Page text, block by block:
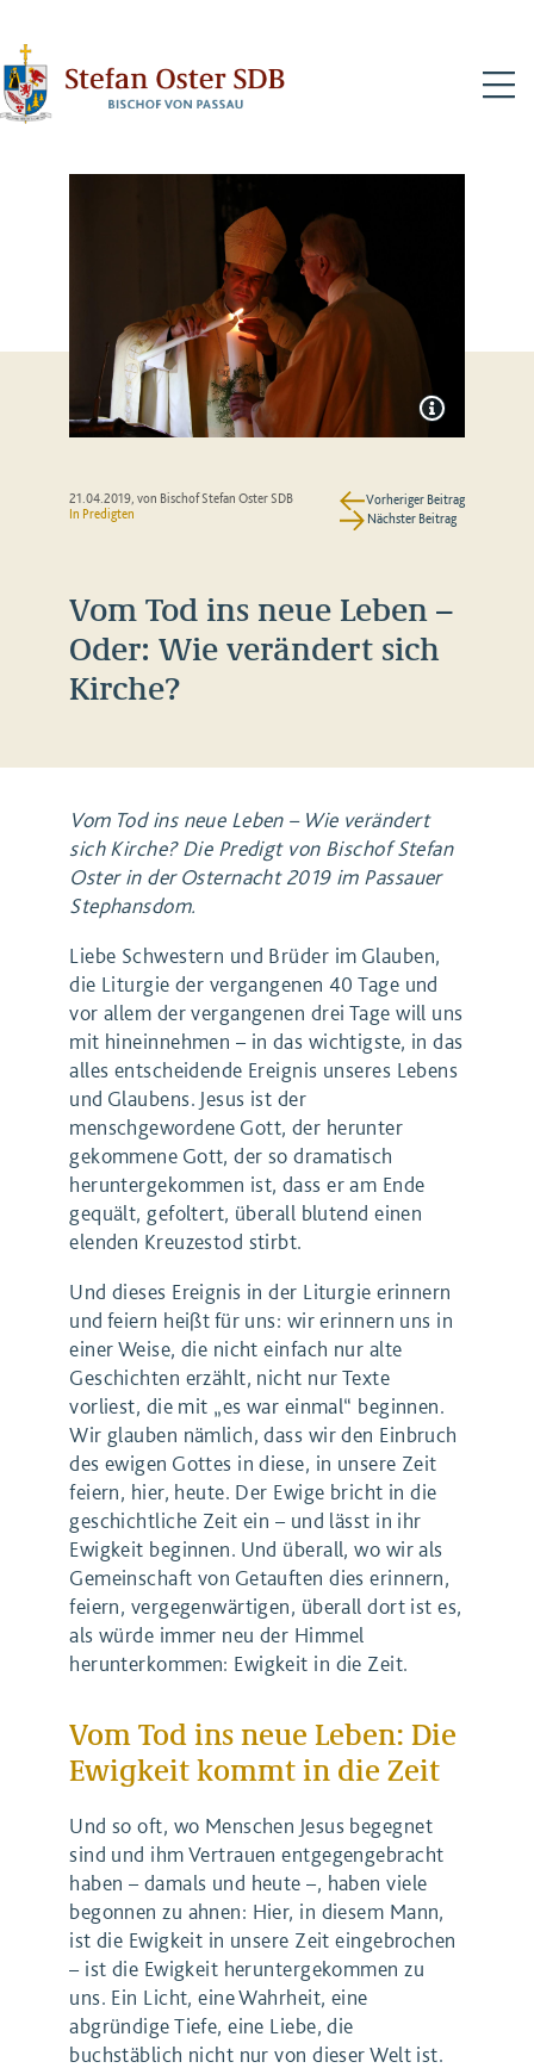
21.04.2019, von Bischof Stefan Oster SDB
In Predigten
Vorheriger Beitrag
Nächster Beitrag
Vom Tod ins neue Leben –
Oder: Wie verändert sich
Kirche?
Vom Tod ins neue Leben – Wie verändert
sich Kirche? Die Predigt von Bischof Stefan
Oster in der Osternacht 2019 im Passauer
Stephansdom.
Liebe Schwestern und Brüder im Glauben,
die Liturgie der vergangenen 40 Tage und
vor allem der vergangenen drei Tage will uns
mit hineinnehmen – in das wichtigste, in das
alles entscheidende Ereignis unseres Lebens
und Glaubens. Jesus ist der
menschgewordene Gott, der herunter
gekommene Gott, der so dramatisch
heruntergekommen ist, dass er am Ende
gequält, gefoltert, überall blutend einen
elenden Kreuzestod stirbt.
Und dieses Ereignis in der Liturgie erinnern
und feiern heißt für uns: wir erinnern uns in
einer Weise, die nicht einfach nur alte
Geschichten erzählt, nicht nur Texte
vorliest, die mit „es war einmal“ beginnen.
Wir glauben nämlich, dass wir den Einbruch
des ewigen Gottes in diese, in unsere Zeit
feiern, hier, heute. Der Ewige bricht in die
geschichtliche Zeit ein – und lässt in ihr
Ewigkeit beginnen. Und überall, wo wir als
Gemeinschaft von Getauften dies erinnern,
feiern, vergegenwärtigen, überall dort ist es,
als würde immer neu der Himmel
herunterkommen: Ewigkeit in die Zeit.
Vom Tod ins neue Leben: Die
Ewigkeit kommt in die Zeit
Und so oft, wo Menschen Jesus begegnet
sind und ihm Vertrauen entgegengebracht
haben – damals und heute –, haben viele
begonnen zu ahnen: Hier, in diesem Mann,
ist die Ewigkeit in unsere Zeit eingebrochen
– ist die Ewigkeit heruntergekommen zu
uns. Ein Licht, eine Wahrheit, eine
abgründige Tiefe, eine Liebe, die
buchstäblich nicht nur von dieser Welt ist.